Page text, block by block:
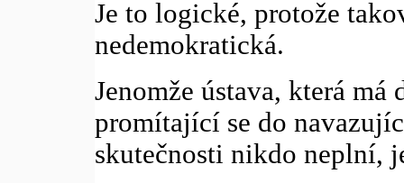
Je to logické, protože
nedemokratická.
Jenomže ústava, která
promítající se do
skutečnosti nikdo neplní,